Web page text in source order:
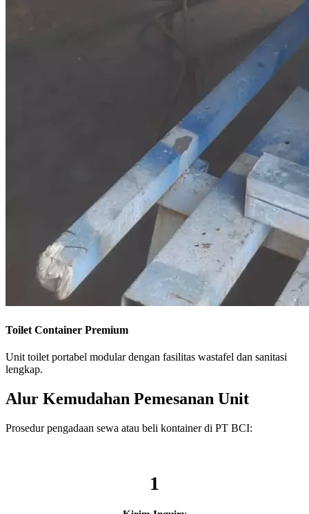
Toilet Container Premium
Unit toilet portabel modular dengan fasilitas wastafel dan sanitasi
lengkap.
Alur Kemudahan Pemesanan Unit
Prosedur pengadaan sewa atau beli kontainer di PT BCI:
1